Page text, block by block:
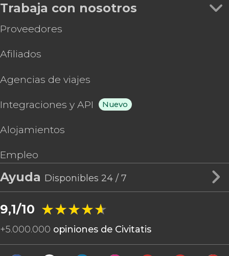
Trabaja con nosotros
Proveedores
Afiliados
Agencias de viajes
Integraciones y API Nuevo
Alojamientos
Empleo
Ayuda Disponibles 24 / 7
9,1/10 ★★★★★
★★★★★
+5.000.000 opiniones de Civitatis